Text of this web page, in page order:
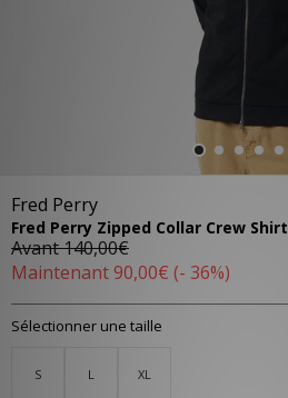
Fred Perry
Fred Perry Zipped Collar Crew Shirt
Avant140,00€
Maintenant90,00€ (- 36%)
Sélectionner une taille
S L XL